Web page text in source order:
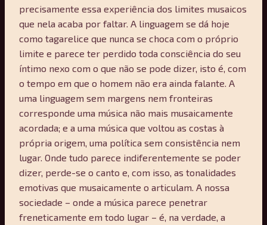
precisamente essa experiência dos limites musaicos
que nela acaba por faltar. A linguagem se dá hoje
como tagarelice que nunca se choca com o próprio
limite e parece ter perdido toda consciência do seu
íntimo nexo com o que não se pode dizer, isto é, com
o tempo em que o homem não era ainda falante. A
uma linguagem sem margens nem fronteiras
corresponde uma música não mais musaicamente
acordada; e a uma música que voltou as costas à
própria origem, uma política sem consistência nem
lugar. Onde tudo parece indiferentemente se poder
dizer, perde-se o canto e, com isso, as tonalidades
emotivas que musaicamente o articulam. A nossa
sociedade – onde a música parece penetrar
freneticamente em todo lugar – é, na verdade, a